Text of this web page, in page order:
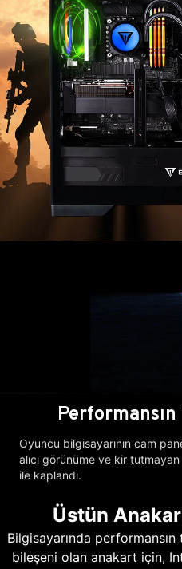
Performansın
Oyuncu bilgisayarının cam
alıcı görünüme ve kir tutmayan
ile kaplandı.
Üstün
Bilgisayarında
bileşeni olan anakart için,